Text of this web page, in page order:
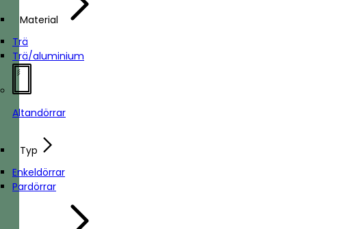
Material
Trä
Trä/aluminium
Altandörrar
Typ
Enkeldörrar
Pardörrar